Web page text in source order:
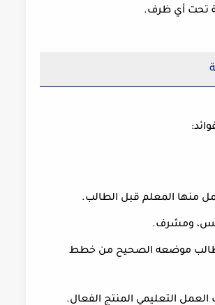
تحت أي ظرف.
منها المعلم قبل الطالب.
ومشرف.
طالب موضعه الصحيح من خطط
التعليمي المنتج الفعال.